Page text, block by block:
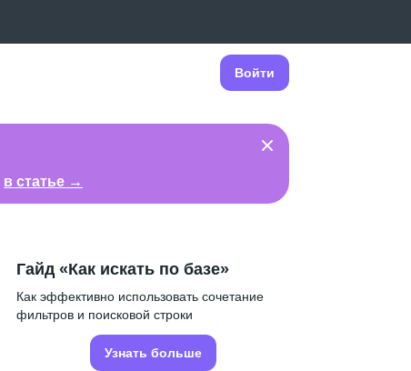
Войти
в статье →
Гайд «Как искать по базе»
Как эффективно использовать сочетание
фильтров и поисковой строки
Узнать больше